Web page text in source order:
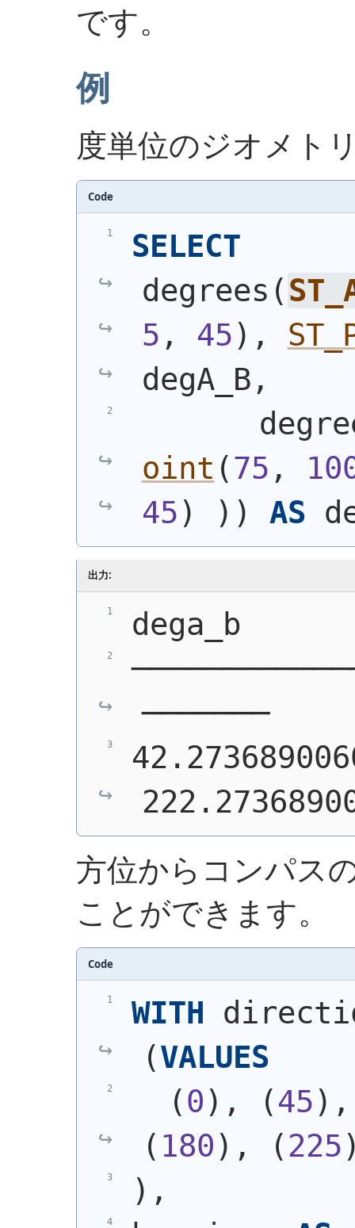
です。
例
度単位のジオメト
Code
SELECT
degrees (
5 , 45) ,
degA_B,
oint (75 ,
45) ) ) AS
出力:
dega_b
───────
方位からコンパス
ことができます。
Code
WITH
(VALUES
( 0 ) , ( 45 )
( 180 ) , ( 225
) ,